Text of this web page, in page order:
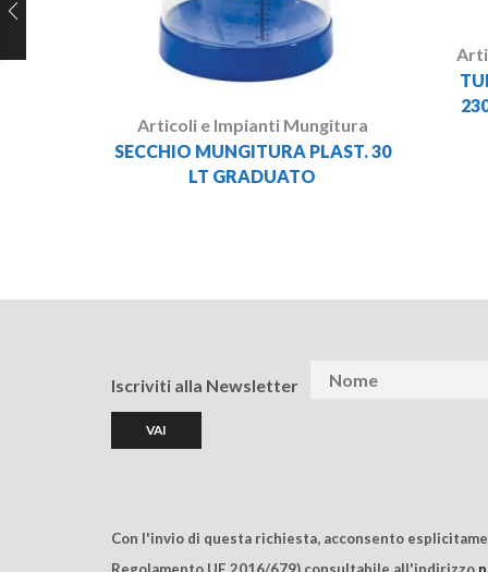
Articoli e Impianti Mungitura
SECCHIO MUNGITURA PLAST. 30
LT GRADUATO
Iscriviti alla Newsletter
Con l'invio di questa richiesta, acconsento